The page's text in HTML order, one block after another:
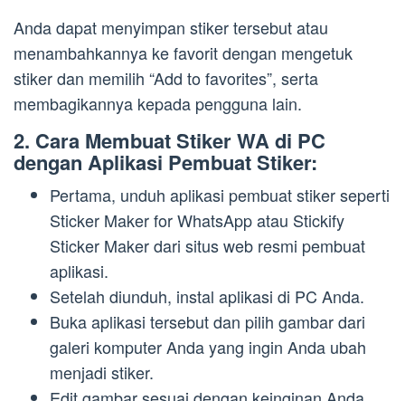
Anda dapat menyimpan stiker tersebut atau
menambahkannya ke favorit dengan mengetuk
stiker dan memilih “Add to favorites”, serta
membagikannya kepada pengguna lain.
2. Cara Membuat Stiker WA di PC
dengan Aplikasi Pembuat Stiker:
Pertama, unduh aplikasi pembuat stiker seperti
Sticker Maker for WhatsApp atau Stickify
Sticker Maker dari situs web resmi pembuat
aplikasi.
Setelah diunduh, instal aplikasi di PC Anda.
Buka aplikasi tersebut dan pilih gambar dari
galeri komputer Anda yang ingin Anda ubah
menjadi stiker.